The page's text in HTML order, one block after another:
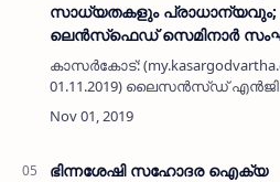
സാധ്യതകളും പ്രാധാന്യവും;
ലെന്‍സ്‌ഫെഡ് സെമിനാര്‍
കാസര്‍കോട്:
01.11.2019) ലൈസന്‍സ്ഡ്
ആന്‍ഡ് സൂപ്പര്‍വൈസേഴ്‌സ്
(ലെന്‍സ്‌ഫെഡ്) കാസര്‍കോട് ടൗണ്‍
ഭിന്നശേഷി സഹോദര ഐക്യ